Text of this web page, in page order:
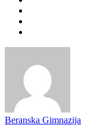
Beranska Gimnazija